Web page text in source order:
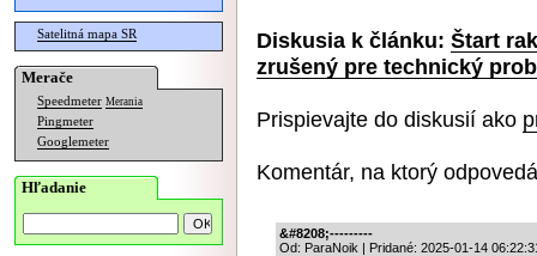
Satelitná mapa SR
Merače
Speedmeter Merania
Pingmeter
Googlemeter
Hľadanie
Diskusia k článku: Štart
zrušený pre technický
Prispievajte do diskusií ako
Komentár, na ktorý
&#8208;---------
Od: ParaNoik | Pridané: 2025-01-14